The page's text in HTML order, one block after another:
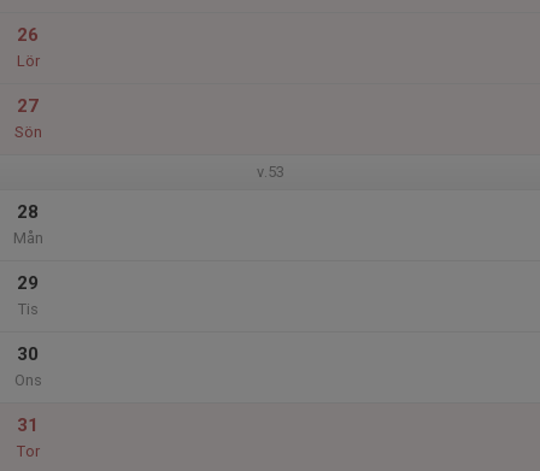
26
Lör
27
Sön
v.53
28
Mån
29
Tis
30
Ons
31
Tor